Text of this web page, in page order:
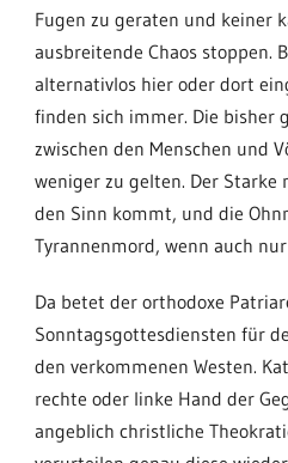
Fugen zu geraten und keiner
ausbreitende Chaos stoppen.
alternativlos hier oder dort
finden sich immer. Die bisher
zwischen den Menschen und
weniger zu gelten. Der
den Sinn kommt, und die
Tyrannenmord, wenn auch
Da betet der orthodoxe
Sonntagsgottesdiensten für
den verkommenen Westen.
rechte oder linke Hand der
angeblich christliche